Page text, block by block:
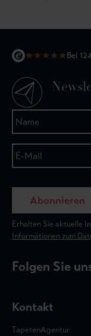
★★★★★Bei
Abonnieren
Erhalten Sie aktuelle
Informationen zum
Folgen Sie
Kontakt
TapetenAgentur